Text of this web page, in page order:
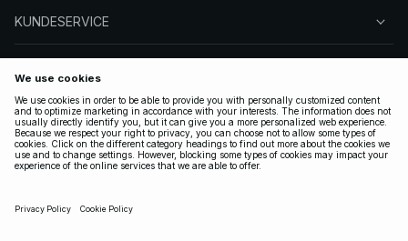
KUNDESERVICE
FØLG OSS
LOVLIG